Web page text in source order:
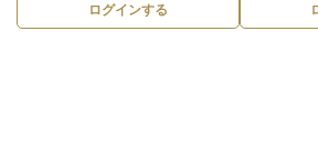
ログインする